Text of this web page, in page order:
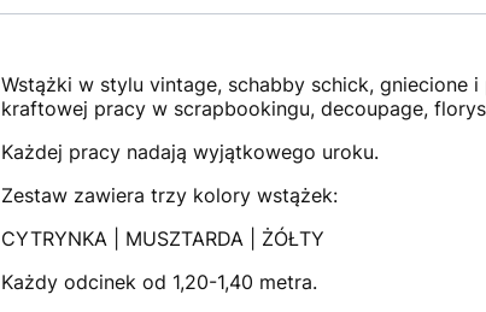
Wstążki w stylu vintage, schabby schick, gniecione
kraftowej pracy w scrapbookingu, decoupage,
Każdej pracy nadają wyjątkowego uroku.
Zestaw zawiera trzy kolory wstążek:
CYTRYNKA | MUSZTARDA | ŻÓŁTY
Każdy odcinek od 1,20-1,40 metra.